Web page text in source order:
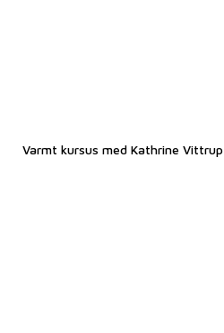
Varmt kursus med Kathrine Vittrup